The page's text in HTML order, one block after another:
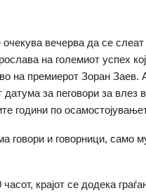
очекува вечерва да се
на големиот успех
на премиерот Зоран Заев.
за пеговори за влез
години по
говори и говорници, само
крајот се додека